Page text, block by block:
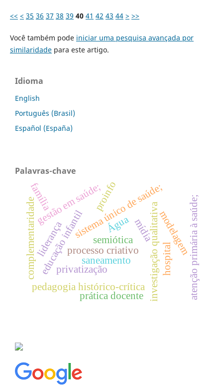
<< < 35 36 37 38 39 40 41 42 43 44 > >>
Você também pode iniciar uma pesquisa avançada por
similaridadepara este artigo.
Idioma
English
Português (Brasil)
Español (España)
Palavras-chave
investigação qualitativa
saneamento
sistema único de saúde;
pedagogia histórico-crítica
educação infantilprocesso criativo modelagem
privatização
Água
gestão em saúde;
mídia
proinfo
prática docente atenção primária à saúde;
complementaridadeliderança
hospital
semiótica
família